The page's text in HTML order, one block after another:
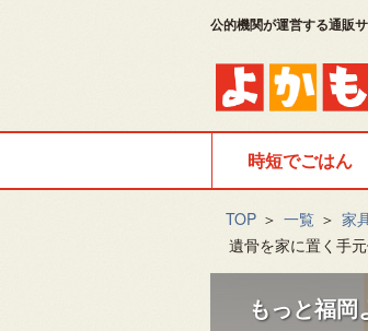
公的機関が運営する通販
時短でごはん
TOP ＞ 一覧 ＞ 家
遺骨を家に置く手
もっと福